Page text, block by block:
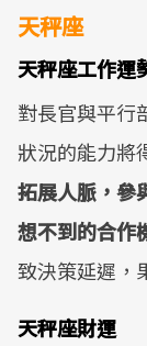
天秤座
天秤座工作運
對長官與平行
狀況的能力將
拓展人脈，參
想不到的合作
致決策延遲，
天秤座財運